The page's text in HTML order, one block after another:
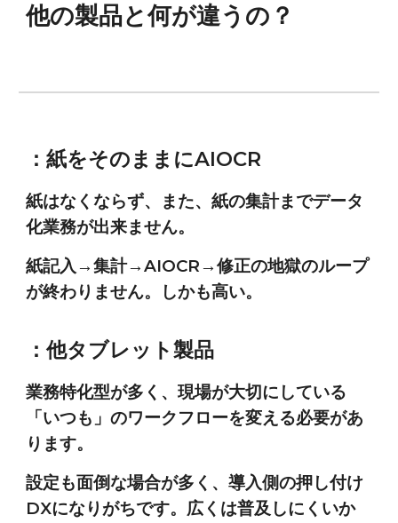
他の製品と何が違うの？
：紙をそのままにAIOCR
紙はなくならず、また、紙の集計までデータ
化業務が出来ません。
紙記入→集計→AIOCR→修正の地獄のループ
が終わりません。しかも高い。
：他タブレット製品
業務特化型が多く、現場が大切にしている
「いつも」のワークフローを変える必要があ
ります。
設定も面倒な場合が多く、導入側の押し付け
DXになりがちです。広くは普及しにくいか